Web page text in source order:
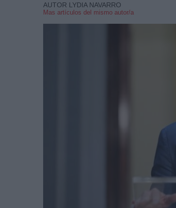
AUTOR LYDIA NAVARRO
Mas artículos del mismo autor/a